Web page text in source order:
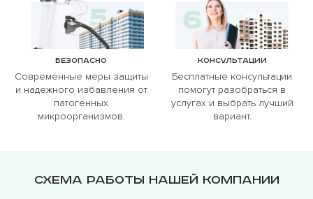
Безопасно
Современные меры защиты
и надежного избавления от
патогенных
микроорганизмов.
Консультации
Бесплатные консультации
помогут разобраться в
услугах и выбрать лучший
вариант.
Схема работы нашей компании